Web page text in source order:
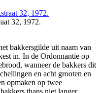
32, 1972.
bakkersgilde uit naam van
in. In de Ordonnantie op
wanneer de bakkers dit
en acht grooten en
opmaken op twee
thans niet langer